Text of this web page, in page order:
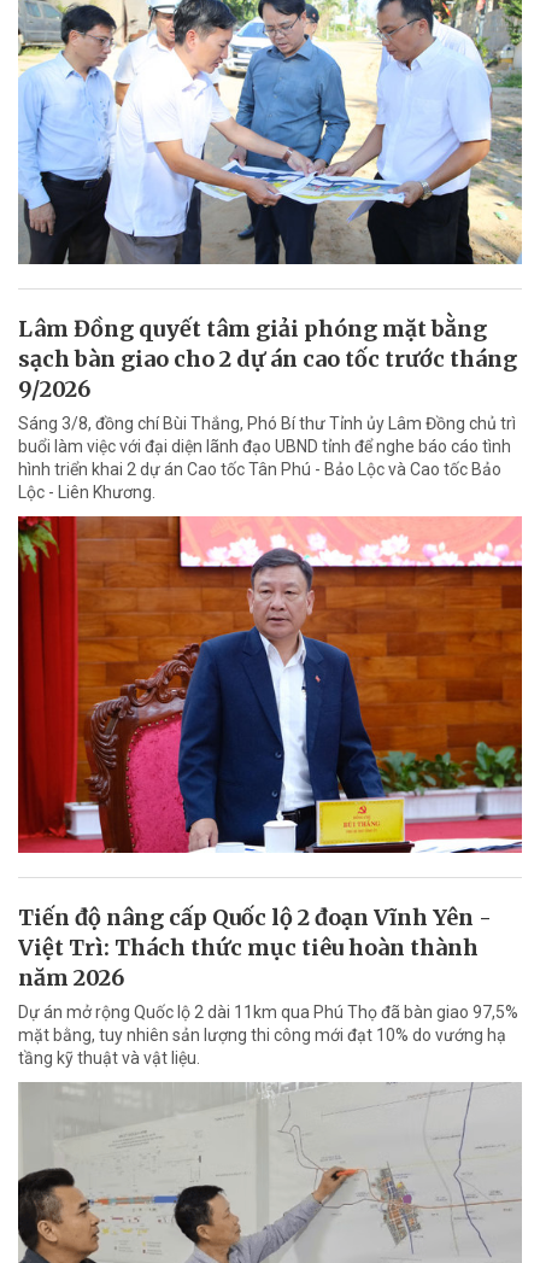
Lâm Đồng quyết tâm giải phóng mặt bằng
sạch bàn giao cho 2 dự án cao tốc trước tháng
9/2026
Sáng 3/8, đồng chí Bùi Thắng, Phó Bí thư Tỉnh ủy Lâm Đồng chủ trì
buổi làm việc với đại diện lãnh đạo UBND tỉnh để nghe báo cáo tình
hình triển khai 2 dự án Cao tốc Tân Phú - Bảo Lộc và Cao tốc Bảo
Lộc - Liên Khương.
Tiến độ nâng cấp Quốc lộ 2 đoạn Vĩnh Yên -
Việt Trì: Thách thức mục tiêu hoàn thành
năm 2026
Dự án mở rộng Quốc lộ 2 dài 11km qua Phú Thọ đã bàn giao 97,5%
mặt bằng, tuy nhiên sản lượng thi công mới đạt 10% do vướng hạ
tầng kỹ thuật và vật liệu.